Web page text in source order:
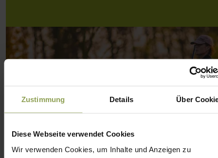
Zustimmung Details Über
Diese Webseite verwendet Cookies
Wir verwenden Cookies, um Inhalte und Anzeigen zu
AKADEMIE
DETAILS